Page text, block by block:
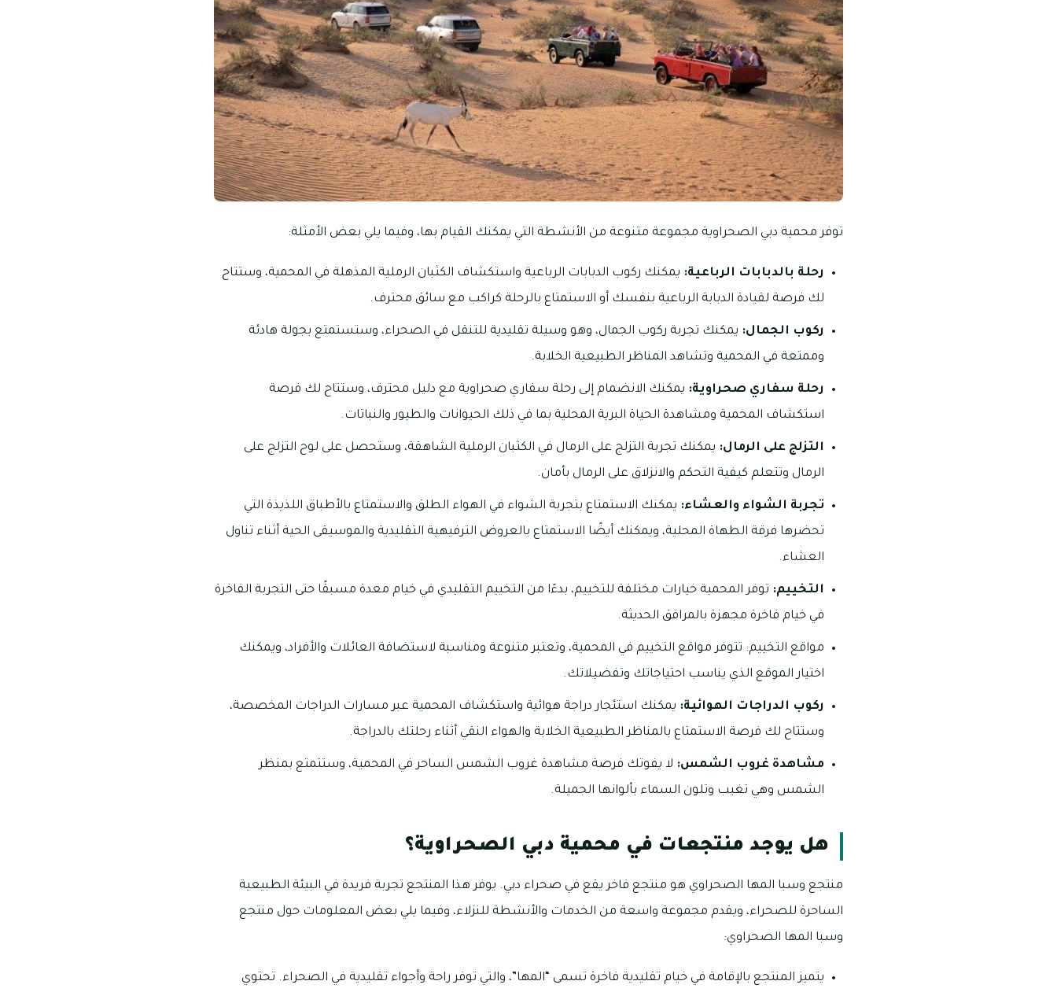
توفر محمية دبي الصحراوية مجموعة متنوعة من الأنشطة التي يمكنك القيام بها، وفيما يلي بعض الأمثلة:
رحلة بالدبابات الرباعية: يمكنك ركوب الدبابات الرباعية واستكشاف الكثبان الرملية المذهلة في المحمية، وستتاح
لك فرصة لقيادة الدبابة الرباعية بنفسك أو الاستمتاع بالرحلة كراكب مع سائق محترف.
ركوب الجمال: يمكنك تجربة ركوب الجمال، وهو وسيلة تقليدية للتنقل في الصحراء، وستستمتع بجولة هادئة
وممتعة في المحمية وتشاهد المناظر الطبيعية الخلابة.
رحلة سفاري صحراوية: يمكنك الانضمام إلى رحلة سفاري صحراوية مع دليل محترف، وستتاح لك فرصة
استكشاف المحمية ومشاهدة الحياة البرية المحلية بما في ذلك الحيوانات والطيور والنباتات.
التزلج على الرمال: يمكنك تجربة التزلج على الرمال في الكثبان الرملية الشاهقة، وستحصل على لوح التزلج على
الرمال وتتعلم كيفية التحكم والانزلاق على الرمال بأمان.
تجربة الشواء والعشاء: يمكنك الاستمتاع بتجربة الشواء في الهواء الطلق والاستمتاع بالأطباق اللذيذة التي
تحضرها فرقة الطهاة المحلية، ويمكنك أيضًا الاستمتاع بالعروض الترفيهية التقليدية والموسيقى الحية أثناء تناول
العشاء.
التخييم: توفر المحمية خيارات مختلفة للتخييم، بدءًا من التخييم التقليدي في خيام معدة مسبقًا حتى التجربة الفاخرة
في خيام فاخرة مجهزة بالمرافق الحديثة.
مواقع التخييم: تتوفر مواقع التخييم في المحمية، وتعتبر متنوعة ومناسبة لاستضافة العائلات والأفراد، ويمكنك
اختيار الموقع الذي يناسب احتياجاتك وتفضيلاتك.
ركوب الدراجات الهوائية: يمكنك استئجار دراجة هوائية واستكشاف المحمية عبر مسارات الدراجات المخصصة،
وستتاح لك فرصة الاستمتاع بالمناظر الطبيعية الخلابة والهواء النقي أثناء رحلتك بالدراجة.
مشاهدة غروب الشمس: لا يفوتك فرصة مشاهدة غروب الشمس الساحر في المحمية، وستتمتع بمنظر
الشمس وهي تغيب وتلون السماء بألوانها الجميلة.
هل يوجد منتجعات في محمية دبي الصحراوية؟
منتجع وسبا المها الصحراوي هو منتجع فاخر يقع في صحراء دبي. يوفر هذا المنتجع تجربة فريدة في البيئة الطبيعية
الساحرة للصحراء، ويقدم مجموعة واسعة من الخدمات والأنشطة للنزلاء، وفيما يلي بعض المعلومات حول منتجع
وسبا المها الصحراوي:
يتميز المنتجع بالإقامة في خيام تقليدية فاخرة تسمى “المها”، والتي توفر راحة وأجواء تقليدية في الصحراء. تحتوي